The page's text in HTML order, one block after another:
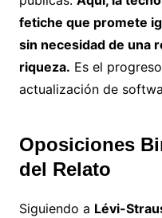
fetiche que promete
sin necesidad de una
riqueza. Es el
actualización de
Oposiciones
del Relato
Siguiendo a Lévi-